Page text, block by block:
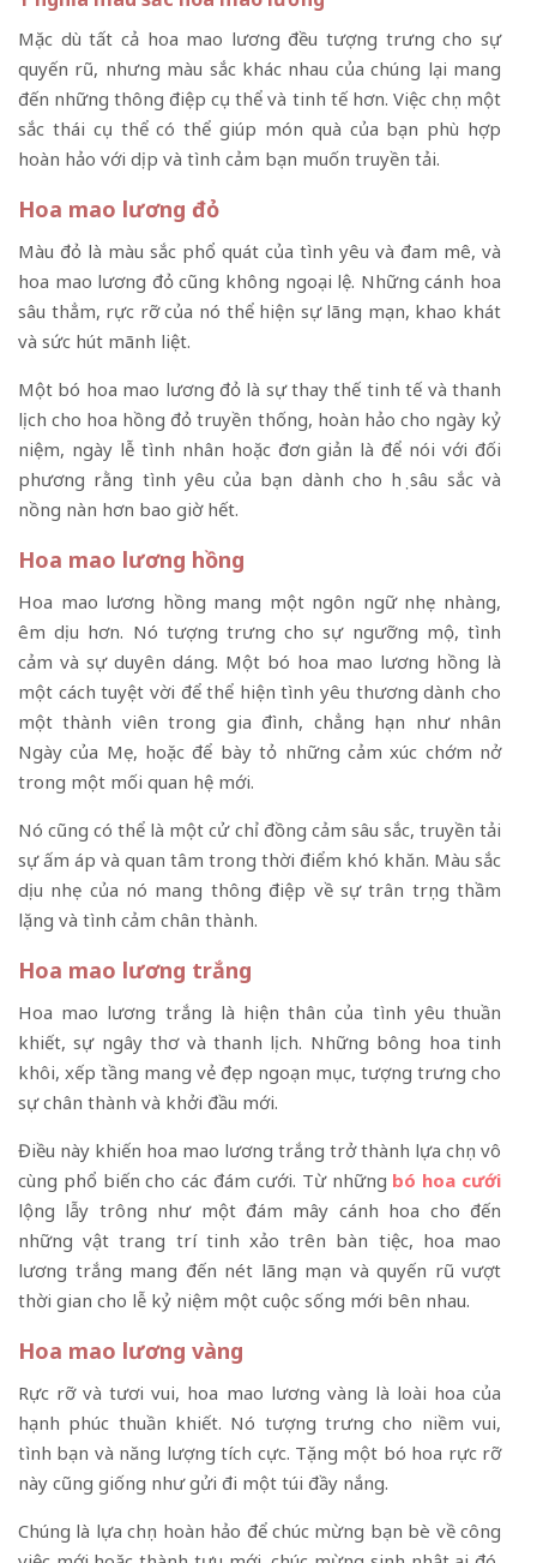
Mặc dù tất cả hoa mao lương đều tượng trưng cho sự
quyến rũ, nhưng màu sắc khác nhau của chúng lại mang
đến những thông điệp cụ thể và tinh tế hơn. Việc chọn một
sắc thái cụ thể có thể giúp món quà của bạn phù hợp
hoàn hảo với dịp và tình cảm bạn muốn truyền tải.
Hoa mao lương đỏ
Màu đỏ là màu sắc phổ quát của tình yêu và đam mê, và
hoa mao lương đỏ cũng không ngoại lệ. Những cánh hoa
sâu thẳm, rực rỡ của nó thể hiện sự lãng mạn, khao khát
và sức hút mãnh liệt.
Một bó hoa mao lương đỏ là sự thay thế tinh tế và thanh
lịch cho hoa hồng đỏ truyền thống, hoàn hảo cho ngày kỷ
niệm, ngày lễ tình nhân hoặc đơn giản là để nói với đối
phương rằng tình yêu của bạn dành cho họ sâu sắc và
nồng nàn hơn bao giờ hết.
Hoa mao lương hồng
Hoa mao lương hồng mang một ngôn ngữ nhẹ nhàng,
êm dịu hơn. Nó tượng trưng cho sự ngưỡng mộ, tình
cảm và sự duyên dáng. Một bó hoa mao lương hồng là
một cách tuyệt vời để thể hiện tình yêu thương dành cho
một thành viên trong gia đình, chẳng hạn như nhân
Ngày của Mẹ, hoặc để bày tỏ những cảm xúc chớm nở
trong một mối quan hệ mới.
Nó cũng có thể là một cử chỉ đồng cảm sâu sắc, truyền tải
sự ấm áp và quan tâm trong thời điểm khó khăn. Màu sắc
dịu nhẹ của nó mang thông điệp về sự trân trọng thầm
lặng và tình cảm chân thành.
Hoa mao lương trắng
Hoa mao lương trắng là hiện thân của tình yêu thuần
khiết, sự ngây thơ và thanh lịch. Những bông hoa tinh
khôi, xếp tầng mang vẻ đẹp ngoạn mục, tượng trưng cho
sự chân thành và khởi đầu mới.
Điều này khiến hoa mao lương trắng trở thành lựa chọn vô
cùng phổ biến cho các đám cưới. Từ những bó hoa cưới
lộng lẫy trông như một đám mây cánh hoa cho đến
những vật trang trí tinh xảo trên bàn tiệc, hoa mao
lương trắng mang đến nét lãng mạn và quyến rũ vượt
thời gian cho lễ kỷ niệm một cuộc sống mới bên nhau.
Hoa mao lương vàng
Rực rỡ và tươi vui, hoa mao lương vàng là loài hoa của
hạnh phúc thuần khiết. Nó tượng trưng cho niềm vui,
tình bạn và năng lượng tích cực. Tặng một bó hoa rực rỡ
này cũng giống như gửi đi một túi đầy nắng.
Chúng là lựa chọn hoàn hảo để chúc mừng bạn bè về công